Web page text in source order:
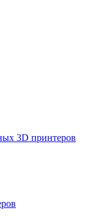
3D принтеров